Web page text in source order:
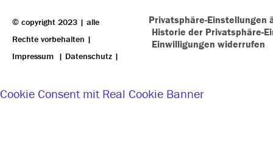
© copyright 2023 | alle
Rechte vorbehalten |
Impressum | Datenschutz |
Privatsphäre-Einstellungen
Historie der Privatsphäre-
Einwilligungen widerrufen
Cookie Consent mit Real Cookie Banner